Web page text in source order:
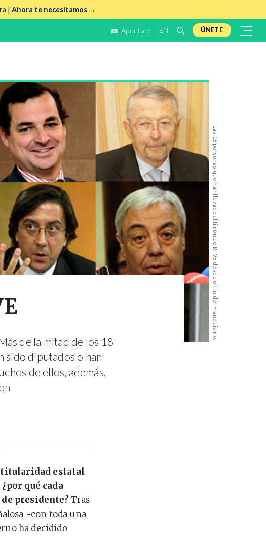
| Ahora te necesitamos →
Apúntate EN ÚNETE
Las 18 personas que han llevado el timón de RTVE desde el fin del Franquismo.
de la mitad de los 18
sido diputados o han
de ellos, además,
titularidad estatal
¿por qué cada
presidente? Tras
-con toda una
ha decidido